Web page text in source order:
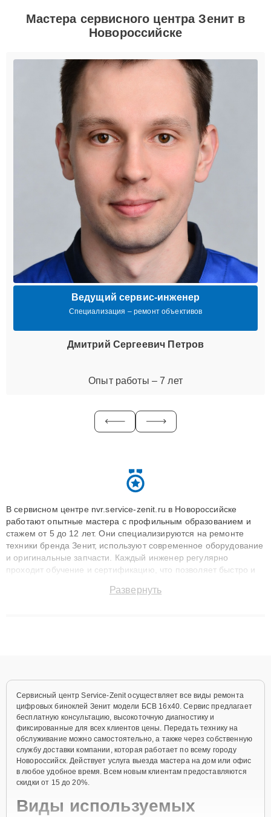
Мастера сервисного центра Зенит в
Новороссийске
Ведущий сервис-инженер
Специализация – ремонт объективов
Дмитрий Сергеевич Петров
Опыт работы – 7 лет
В сервисном центре nvr.service-zenit.ru в Новороссийске
работают опытные мастера с профильным образованием и
стажем от 5 до 12 лет. Они специализируются на ремонте
техники бренда Зенит, используют современное оборудование
и оригинальные запчасти. Каждый инженер регулярно
проходит обучение и сертификацию, что позволяет быстро и
сохранением гарантии до 3 лет. Наши мастера решают
Развернуть
Сервисный центр Service-Zenit осуществляет все виды ремонта
цифровых биноклей Зенит модели БСВ 16х40. Сервис предлагает
бесплатную консультацию, высокоточную диагностику и
фиксированные для всех клиентов цены. Передать технику на
обслуживание можно самостоятельно, а также через собственную
службу доставки компании, которая работает по всему городу
Новороссийск. Действует услуга выезда мастера на дом или офис
в любое удобное время. Всем новым клиентам предоставляются
скидки от 15 до 20%.
Виды используемых